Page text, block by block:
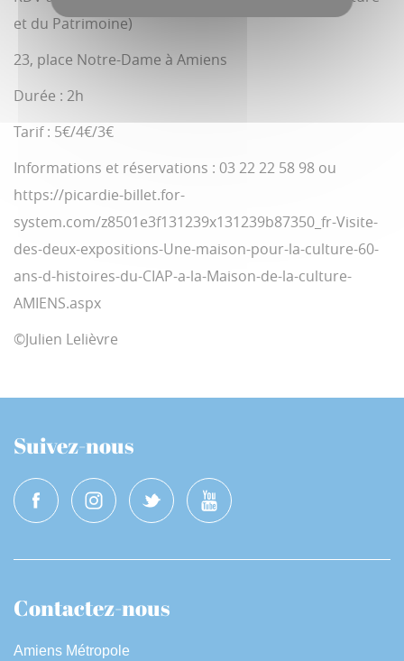
et du Patrimoine)
23, place Notre-Dame à Amiens
Durée : 2h
Tarif : 5€/4€/3€
Informations et réservations : 03 22 22 58 98 ou
https://picardie-billet.for-
system.com/z8501e3f131239x131239b87350_fr-Visite-
des-deux-expositions-Une-maison-pour-la-culture-60-
ans-d-histoires-du-CIAP-a-la-Maison-de-la-culture-
AMIENS.aspx
©Julien Lelièvre
Suivez-nous
Contactez-nous
Amiens Métropole